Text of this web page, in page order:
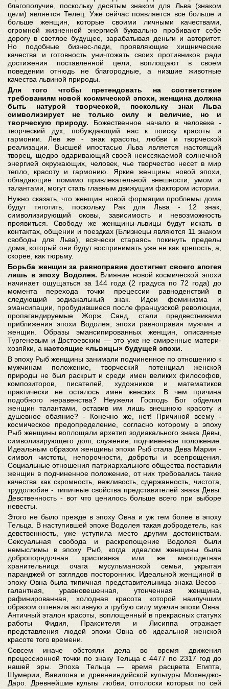
благополучие, поскольку десятым знаком для Льва (знаком
цели) является Телец. Уже сейчас появляется все больше и
больше женщин, которые своими личными качествами,
огромной жизненной энергией буквально пробивают себе
дорогу в светлое будущее, зарабатывая деньги и авторитет.
Но подобные бизнес-леди, проявляющие хищнические
качества и готовность уничтожать своих противников ради
достижения поставленной цели, воплощают в своем
поведении отнюдь не благородные, а низшие животные
качества львиной природы.
Для того чтобы претендовать на соответствие
требованиям новой космической эпохи, женщина должна
быть натурой творческой, поскольку знак Льва
символизирует не только силу и величие, но и
творческую природу. Божественное начало в человеке -
творческий дух, побуждающий нас к поиску красоты и
гармонии. Лев же - знак красоты, любви и творческой
реализации. Высшей ипостасью Льва является настоящий
творец, щедро одаривающий своей неиссякаемой солнечной
энергией окружающих, человек, чье творчество несет в мир
тепло, красоту и гармонию. Яркие женщины новой эпохи,
обладающие помимо привлекательной внешности, умом и
талантами, могут стать главным движущим фактором истории.
Нужно сказать, что женщин новой формации проблемы дома
будут тяготить, поскольку Рак для Льва - 12 знак,
символизирующий оковы, зависимость и невозможность
проявиться. Свободу же женщины-львицы будут искать в
контактах, общении и поездках (Близнецы являются 11 знаком
свободы для Льва), всячески стараясь покинуть пределы
дома, который они будут воспринимать уже не как крепость, а,
скорее, как тюрьму.
Борьба женщин за равноправие достигнет своего апогея
лишь в эпоху Водолея. Влияние новой космической эпохи
начинает ощущаться за 144 года (2 градуса по 72 года) до
момента перехода точки прецессии равноденствий в
следующий зодиакальный знак. Идеи феминизма и
эмансипации, пробудившиеся после французской революции,
пропагандируемые Жорж Санд, стали предвестниками
приближения эпохи Водолея, эпохи равноправия мужчин и
женщин. Образы эмансипированных женщин, описанные
Тургеневым и Достоевским — это уже не смиренные матери-
хозяйки, а настоящие «львицы» будущей эпохи.
В эпоху Рыб женщины занимали подчиненное по отношению к
мужчинам положение, творческий потенциал женской
природы не был раскрыт и среди имен великих философов,
композиторов, писателей, художников и математиков
практически не осталось имен женских. В чем причина
подобного неравенства? Неужели Господь Бог обделил
женщин талантами, оставив им лишь внешнюю красоту и
душевное обаяние? - Конечно же, нет! Причиной всему -
космическое предопределение, согласно которому в эпоху
Рыб женщины воплощали архетип зодиакального знака Девы,
символизирующего долг, служение, подчиненное положение.
Идеальным образом женщины эпохи Рыб стала Дева Мария -
символ чистоты, непорочности, доброты и всепрощения.
Социальные отношения патриархального общества поставили
женщин в подчиненное положение, от них требовались такие
качества как скромность, вежливость, сдержанность, чистота,
трудолюбие - типичные свойства представителей знака Девы.
Девственность - вот что ценилось больше всего при выборе
невесты.
Этого не было прежде в эпоху Овна и уж тем более в эпоху
Тельца. В наступившей эпохе Водолея такая добродетель, как
девственность, уже уступила место другим достоинствам.
Сексуальная свобода и раскрепощение Водолея были
немыслимы в эпоху Рыб, когда идеалом женщины была
добропорядочная христианка или же многодетная
хранительница очага мусульманской семьи, укрытая
паранджей от взглядов посторонних. Идеальной женщиной в
эпоху Овна была типичная представительница знака Весов -
галантная, уравновешенная, утонченная женщина,
рафинированная, холодная красота которой наилучшим
образом оттеняла активную и грубую силу мужчин эпохи Овна.
Античный эталон красоты, воплощенный в прекрасных статуях
работы Фидия, Праксителя и Лисиппа отражает
представления людей эпохи Овна об идеальной женской
красоте того времени.
Совсем иначе обстояли дела во время движения
прецессионной точки по знаку Тельца с 4477 по 2317 год до
нашей эры. Эпоха Тельца — время расцвета Египта,
Шумерии, Вавилона и древнеиндийской культуры Мохенджо-
Даро. Древнейшие культы любви, отголоски которых по сей